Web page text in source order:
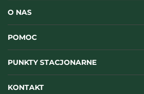
O NAS
POMOC
PUNKTY STACJONARNE
KONTAKT